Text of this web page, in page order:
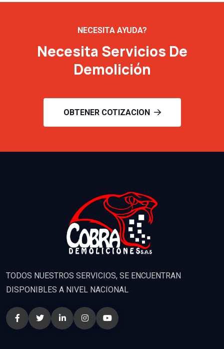
NECESITA AYUDA?
Necesita Servicios De
Demolición
OBTENER COTIZACION
TODOS NUESTROS SERVICIOS, SE ENCUENTRAN
DISPONIBLES A NIVEL NACIONAL